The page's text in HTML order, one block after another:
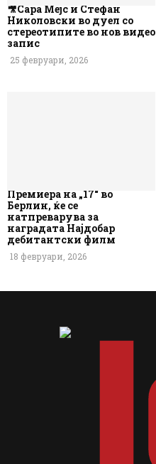
🎥Сара Мејс и Стефан
Николовски во дуел со
стереотипите во нов видео
запис
25 февруари, 2026
Премиера на „17“ во
Берлин, ќе се
натпреварува за
наградата Најдобар
дебитантски филм
18 февруари, 2026